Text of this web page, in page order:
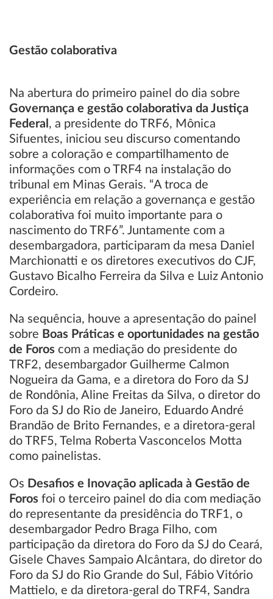
Gestão colaborativa
Na abertura do primeiro painel do dia sobre
Governança e gestão colaborativa da Justiça
Federal , a presidente do TRF6, Mônica
Sifuentes, iniciou seu discurso comentando
sobre a coloração e compartilhamento de
informações com o TRF4 na instalação do
tribunal em Minas Gerais. “A troca de
experiência em relação a governança e gestão
colaborativa foi muito importante para o
nascimento do TRF6”. Juntamente com a
desembargadora, participaram da mesa Daniel
Marchionatti e os diretores executivos do CJF,
Gustavo Bicalho Ferreira da Silva e Luiz Antonio
Cordeiro.
Na sequência, houve a apresentação do painel
sobre Boas Práticas e oportunidades na gestão
de Foros com a mediação do presidente do
TRF2, desembargador Guilherme Calmon
Nogueira da Gama, e a diretora do Foro da SJ
de Rondônia, Aline Freitas da Silva, o diretor do
Foro da SJ do Rio de Janeiro, Eduardo André
Brandão de Brito Fernandes, e a diretora-geral
do TRF5, Telma Roberta Vasconcelos Motta
como painelistas.
Os Desafios e Inovação aplicada à Gestão de
Foros foi o terceiro painel do dia com mediação
do representante da presidência do TRF1, o
desembargador Pedro Braga Filho, com
participação da diretora do Foro da SJ do Ceará,
Gisele Chaves Sampaio Alcântara, do diretor do
Foro da SJ do Rio Grande do Sul, Fábio Vitório
Mattielo, e da diretora-geral do TRF4, Sandra